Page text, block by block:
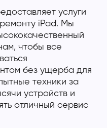
услуги
iPad. Мы
чтобы все
без ущерба для
техники за
устройств и
отличный сервис